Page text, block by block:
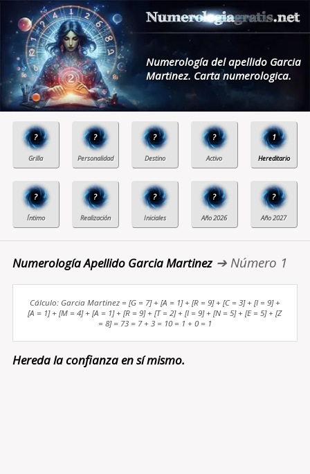
Numerología del apellido Garcia
Martinez. Carta numerologica.
? ? ? ? 1
? ? ? ? ?
Numerología Apellido Garcia Martinez➔ Número 1
Cálculo: Garcia Martinez = [G = 7] + [A = 1] + [R = 9] + [C = 3] + [I = 9] +
[A = 1] + [M = 4] + [A = 1] + [R = 9] + [T = 2] + [I = 9] + [N = 5] + [E = 5] + [Z
= 8] = 73 = 7 + 3 = 10 = 1 + 0 = 1
Hereda la confianza en sí mismo.